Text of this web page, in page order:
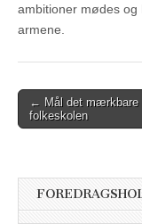
ambitioner mødes
armene.
Post
navigation
← Mål det mærkbare
folkeskolen